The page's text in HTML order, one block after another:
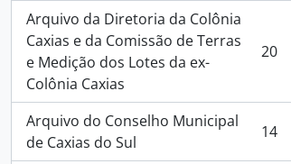
Arquivo da Diretoria da Colônia
Caxias e da Comissão de Terras
e Medição dos Lotes da ex-
Colônia Caxias
, 20 resultados 20
Arquivo do Conselho Municipal
de Caxias do Sul
, 14 resultados 14